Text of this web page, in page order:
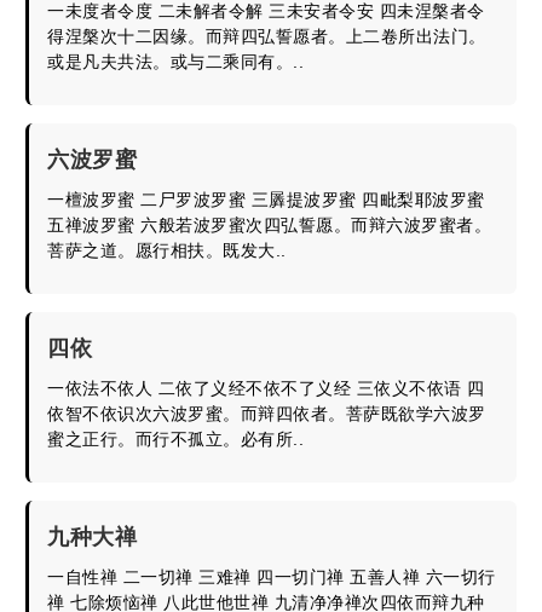
一未度者令度 二未解者令解 三未安者令安 四未涅槃者令
得涅槃次十二因缘。而辩四弘誓愿者。上二卷所出法门。
或是凡夫共法。或与二乘同有。..
六波罗蜜
一檀波罗蜜 二尸罗波罗蜜 三羼提波罗蜜 四毗梨耶波罗蜜
五禅波罗蜜 六般若波罗蜜次四弘誓愿。而辩六波罗蜜者。
菩萨之道。愿行相扶。既发大..
四依
一依法不依人 二依了义经不依不了义经 三依义不依语 四
依智不依识次六波罗蜜。而辩四依者。菩萨既欲学六波罗
蜜之正行。而行不孤立。必有所..
九种大禅
一自性禅 二一切禅 三难禅 四一切门禅 五善人禅 六一切行
禅 七除烦恼禅 八此世他世禅 九清净净禅次四依而辩九种